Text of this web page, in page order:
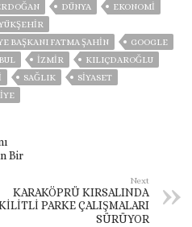
DÜNYA
EKONOMİ
BAŞKANI FATMA ŞAHIN
GOOGLE
İZMIR
KILIÇDAROĞLU
SAĞLIK
SİYASET
Bir
Next
KARAKÖPRÜ KIRSALINDA
PARKE ÇALIŞMALARI
SÜRÜYOR